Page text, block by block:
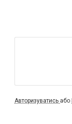
Авторизуватись або